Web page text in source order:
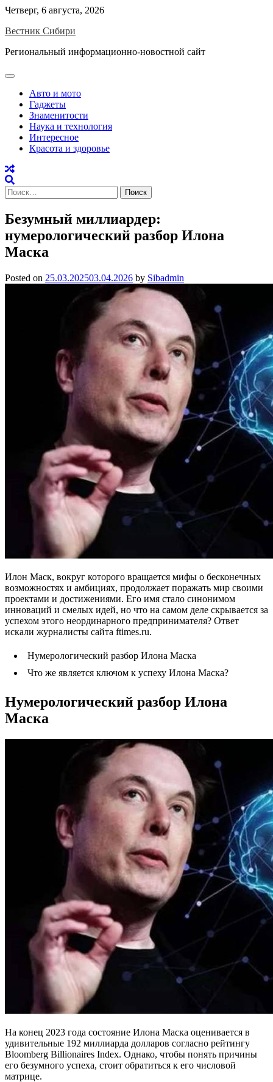
Skip
content
Четверг, 6 августа, 2026
Вестник Сибири
Региональный информационно-новостной сайт
Авто и мото
Гаджеты
Знаменитости
Наука и технология
Интересное
Красота и здоровье
Найти:
Безумный миллиардер:
нумерологический разбор Илона
Маска
Posted on 25.03.202503.04.2026 by Sibadmin
Илон Маск, вокруг которого вращается мифы о бесконечных
возможностях и амбициях, продолжает поражать мир своими
проектами и достижениями. Его имя стало синонимом
инноваций и смелых идей, но что на самом деле скрывается за
успехом этого неординарного предпринимателя? Ответ
искали журналисты сайта ftimes.ru.
Нумерологический разбор Илона Маска
Что же является ключом к успеху Илона Маска?
Нумерологический разбор Илона
Маска
На конец 2023 года состояние Илона Маска оценивается в
удивительные 192 миллиарда долларов согласно рейтингу
Bloomberg Billionaires Index. Однако, чтобы понять причины
его безумного успеха, стоит обратиться к его числовой
матрице.